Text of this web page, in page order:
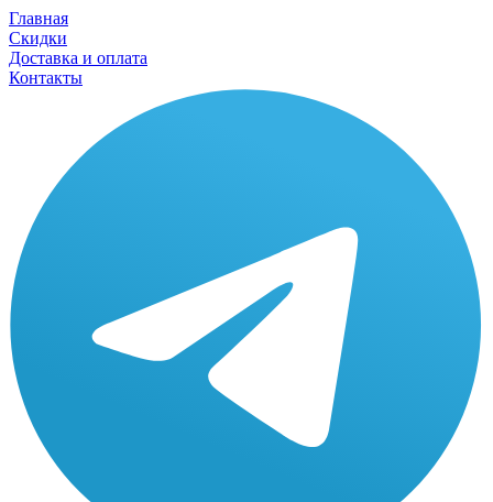
Главная
Скидки
Доставка и оплата
Контакты